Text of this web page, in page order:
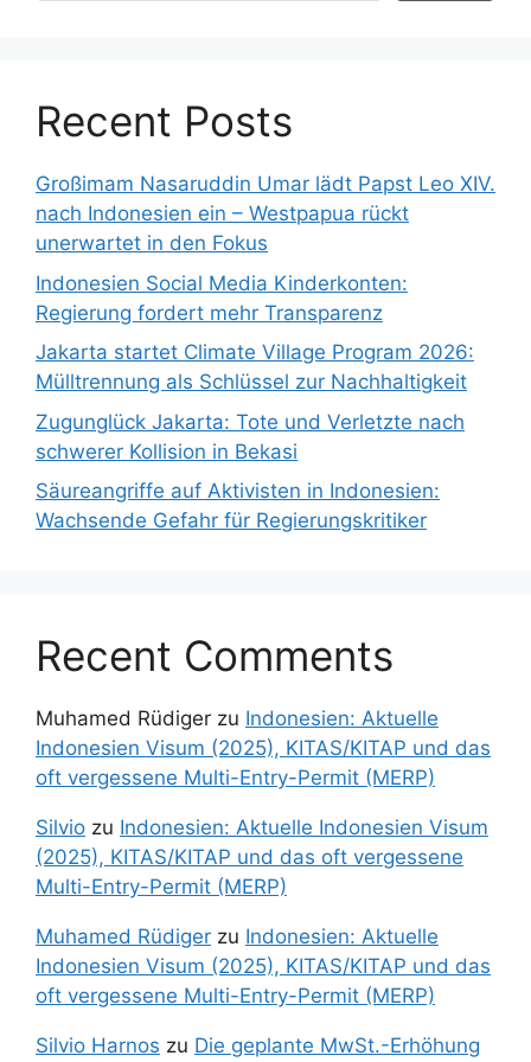
Recent Posts
Großimam Nasaruddin Umar lädt Papst Leo XIV.
nach Indonesien ein – Westpapua rückt
unerwartet in den Fokus
Indonesien Social Media Kinderkonten:
Regierung fordert mehr Transparenz
Jakarta startet Climate Village Program 2026:
Mülltrennung als Schlüssel zur Nachhaltigkeit
Zugunglück Jakarta: Tote und Verletzte nach
schwerer Kollision in Bekasi
Säureangriffe auf Aktivisten in Indonesien:
Wachsende Gefahr für Regierungskritiker
Recent Comments
Muhamed Rüdiger zu Indonesien: Aktuelle
Indonesien Visum (2025), KITAS/KITAP und das
oft vergessene Multi-Entry-Permit (MERP)
Silvio zu Indonesien: Aktuelle Indonesien Visum
(2025), KITAS/KITAP und das oft vergessene
Multi-Entry-Permit (MERP)
Muhamed Rüdiger zu Indonesien: Aktuelle
Indonesien Visum (2025), KITAS/KITAP und das
oft vergessene Multi-Entry-Permit (MERP)
Silvio Harnos zu Die geplante MwSt.-Erhöhung